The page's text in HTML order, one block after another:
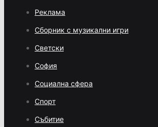
Реклама
Сборник с музикални игри
Светски
София
Социална сфера
Спорт
Събитие